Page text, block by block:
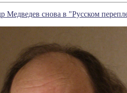
Медведев снова в "Русском